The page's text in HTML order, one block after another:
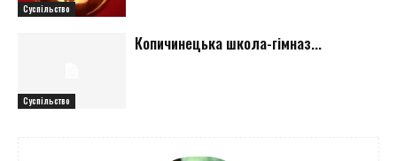
Суспільство
Суспільство
Копичинецька школа-гімназ...